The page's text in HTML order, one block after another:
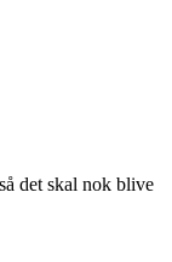
det skal nok blive